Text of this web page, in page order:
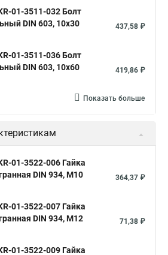
01-3511-032 Болт
DIN 603, 10х30
437,58 ₽
01-3511-036 Болт
DIN 603, 10х60
419,86 ₽
Показать больше
01-3522-006 Гайка
DIN 934, M10
364,37 ₽
01-3522-007 Гайка
DIN 934, M12
71,38 ₽
01-3522-009 Гайка